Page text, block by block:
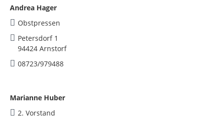
Andrea Hager
Obstpressen
Petersdorf 1
94424 Arnstorf
08723/979488
Marianne Huber
2. Vorstand